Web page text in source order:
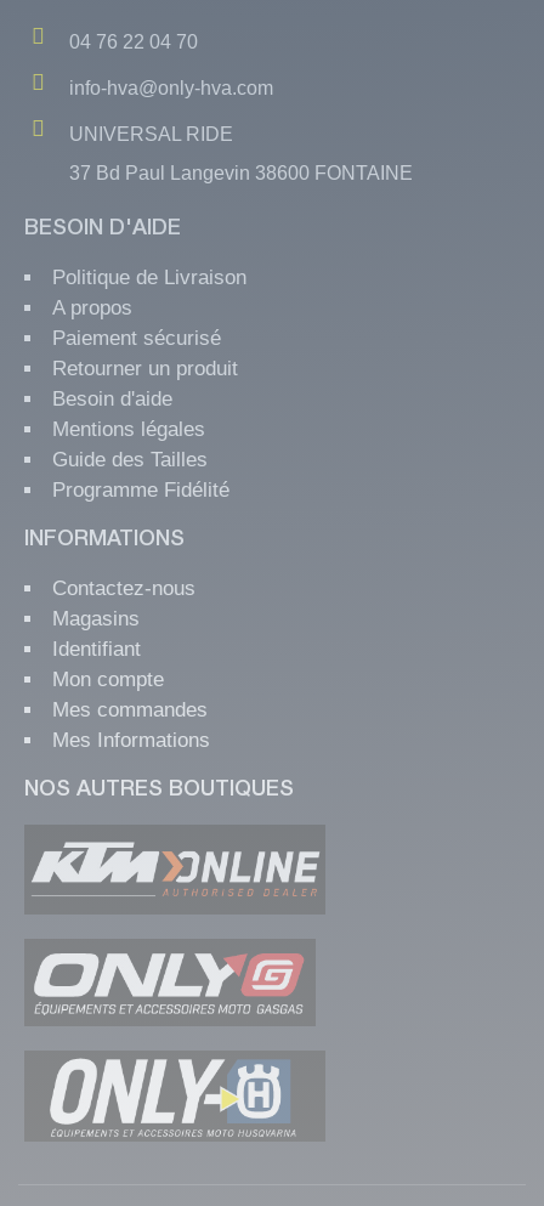
04 76 22 04 70
info-hva@only-hva.com
UNIVERSAL RIDE
37 Bd Paul Langevin 38600 FONTAINE
BESOIN D'AIDE
Politique de Livraison
A propos
Paiement sécurisé
Retourner un produit
Besoin d'aide
Mentions légales
Guide des Tailles
Programme Fidélité
INFORMATIONS
Contactez-nous
Magasins
Identifiant
Mon compte
Mes commandes
Mes Informations
NOS AUTRES BOUTIQUES